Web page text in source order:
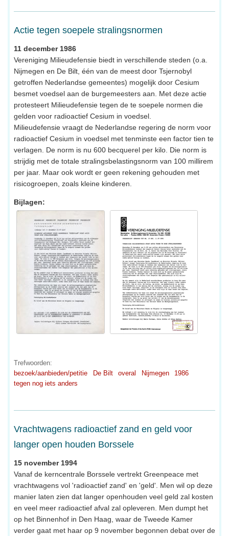
Actie tegen soepele stralingsnormen
11 december 1986
Vereniging Milieudefensie biedt in verschillende steden (o.a.
Nijmegen en De Bilt, één van de meest door Tsjernobyl
getroffen Nederlandse gemeentes) mogelijk door Cesium
besmet voedsel aan de burgemeesters aan. Met deze actie
protesteert Milieudefensie tegen de te soepele normen die
gelden voor radioactief Cesium in voedsel.
Milieudefensie vraagt de Nederlandse regering de norm voor
radioactief Cesium in voedsel met tenminste een factor tien te
verlagen. De norm is nu 600 becquerel per kilo. Die norm is
strijdig met de totale stralingsbelastingsnorm van 100 millirem
per jaar. Maar ook wordt er geen rekening gehouden met
risicogroepen, zoals kleine kinderen.
Bijlagen:
Trefwoorden:
bezoek/aanbieden/petitie
De Bilt overal Nijmegen
1986
tegen nog iets anders
Vrachtwagens radioactief zand en geld voor
langer open houden Borssele
15 november 1994
Vanaf de kerncentrale Borssele vertrekt Greenpeace met
vrachtwagens vol 'radioactief zand' en 'geld'. Men wil op deze
manier laten zien dat langer openhouden veel geld zal kosten
en veel meer radioactief afval zal opleveren. Men dumpt het
op het Binnenhof in Den Haag, waar de Tweede Kamer
verder gaat met haar op 9 november begonnen debat over de